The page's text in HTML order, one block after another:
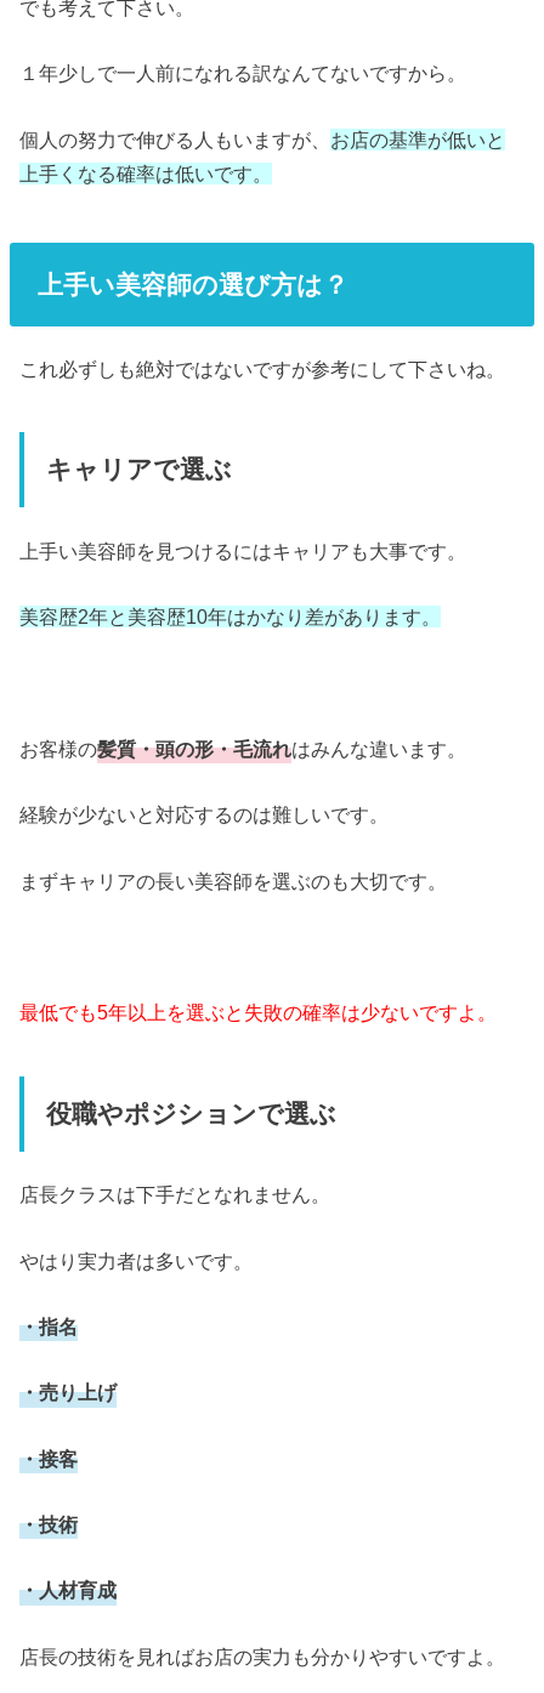
でも考えて下さい。
１年少しで一人前になれる訳なんてないですから。
個人の努力で伸びる人もいますが、 お店の基準が低いと
上手くなる確率は低いです。
上手い美容師の選び方は？
これ必ずしも絶対ではないですが参考にして下さいね。
キャリアで選ぶ
上手い美容師を見つけるにはキャリアも大事です。
美容歴2年と美容歴10年はかなり差があります。
お客様の髪質・頭の形・毛流れはみんな違います。
経験が少ないと対応するのは難しいです。
まずキャリアの長い美容師を選ぶのも大切です。
最低でも5年以上を選ぶと失敗の確率は少ないですよ。
役職やポジションで選ぶ
店長クラスは下手だとなれません。
やはり実力者は多いです。
・指名
・売り上げ
・接客
・技術
・人材育成
店長の技術を見ればお店の実力も分かりやすいですよ。